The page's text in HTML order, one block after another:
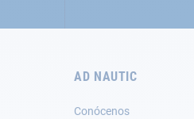
AD NAUTIC
Conócenos